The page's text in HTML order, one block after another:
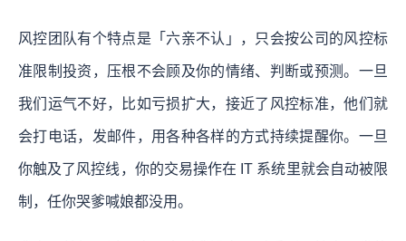
风控团队有个特点是「六亲不认」，只会按公司的风控标
准限制投资，压根不会顾及你的情绪、判断或预测。一旦
我们运气不好，比如亏损扩大，接近了风控标准，他们就
会打电话，发邮件，用各种各样的方式持续提醒你。一旦
你触及了风控线，你的交易操作在 IT 系统里就会自动被限
制，任你哭爹喊娘都没用。